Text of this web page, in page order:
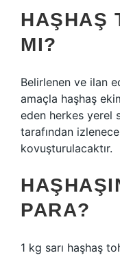
HAŞHAŞ
MI?
Belirlenen ve ilan
amaçla haşhaş
eden herkes yerel
tarafından
kovuşturulacaktır.
PARA?
1 kg sarı haşhaş